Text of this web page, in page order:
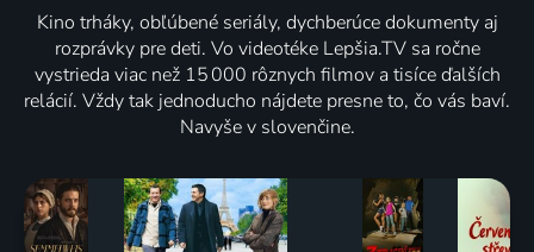
Kino trháky, obľúbené seriály, dychberúce dokumenty aj
rozprávky pre deti. Vo videotéke Lepšia.TV sa ročne
vystrieda viac než 15 000 rôznych filmov a tisíce ďalších
relácií. Vždy tak jednoducho nájdete presne to, čo vás baví.
Navyše v slovenčine.